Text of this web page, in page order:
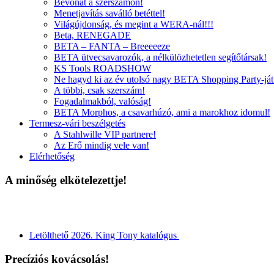
Bevonat a szerszámon!
Menetjavítás saválló betéttel!
Világújdonság, és megint a WERA-nál!!!
Beta, RENEGADE
BETA – FANTA – Breeeeeze
BETA ütvecsavarozók, a nélkülözhetetlen segítőtársak!
KS Tools ROADSHOW
Ne hagyd ki az év utolsó nagy BETA Shopping Party-
A többi, csak szerszám!
Fogadalmakból, valóság!
BETA Morphos, a csavarhúzó, ami a marokhoz idomul!
Termesz-vári beszélgetés
A Stahlwille VIP partnere!
Az Erő mindig vele van!
Elérhetőség
A minőség elkötelezettje!
Letölthető 2026. King Tony katalógus
Precíziós kovácsolás!